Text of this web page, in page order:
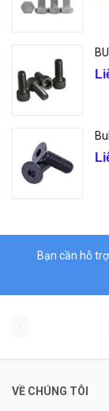
Bạn cần hỗ
VỀ CHÚNG TÔI